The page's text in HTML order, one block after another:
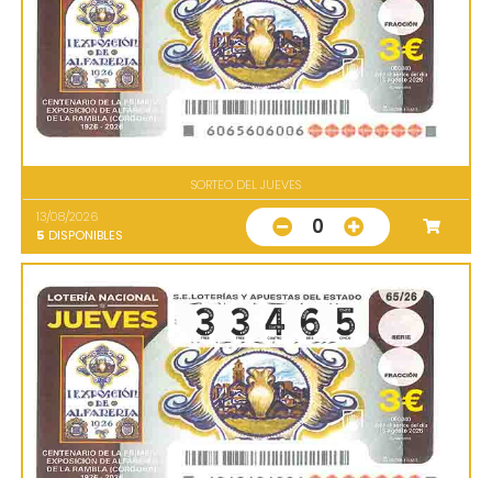
SORTEO DEL JUEVES
13/08/2026
5 DISPONIBLES 0